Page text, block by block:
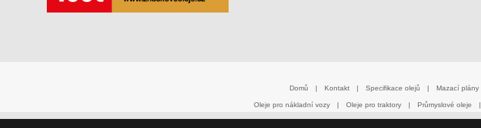
Domů | Kontakt | Specifikace olejů | Mazací plány
Oleje pro nákladní vozy | Oleje pro traktory | Průmyslové oleje |